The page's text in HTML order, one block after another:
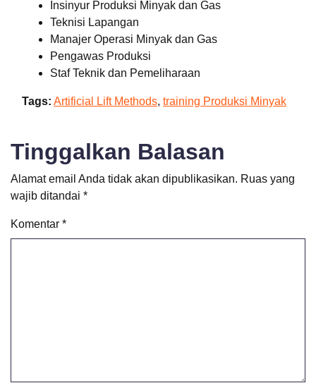
Insinyur Produksi Minyak dan Gas
Teknisi Lapangan
Manajer Operasi Minyak dan Gas
Pengawas Produksi
Staf Teknik dan Pemeliharaan
Tags: Artificial Lift Methods, training Produksi Minyak
Tinggalkan Balasan
Alamat email Anda tidak akan dipublikasikan. Ruas yang
wajib ditandai *
Komentar *